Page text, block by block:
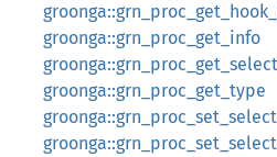
groonga::grn_proc_get_info
groonga::grn_proc_get_type